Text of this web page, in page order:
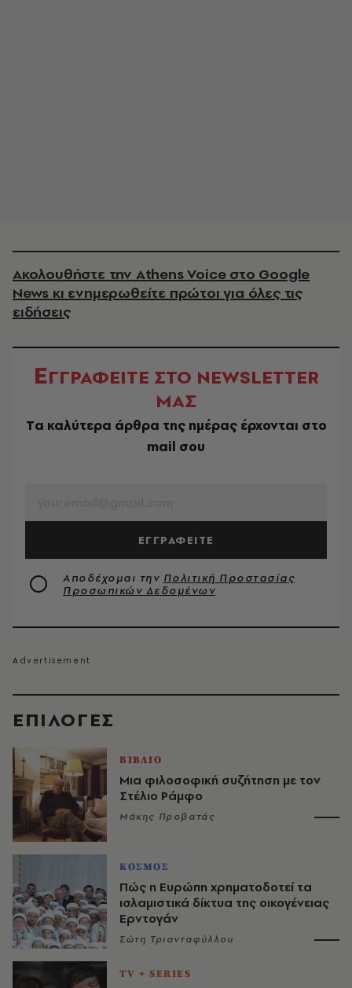
EΠΙΛΟΓΈΣ
ΒΙΒΛΙΟ
Μια φιλοσοφική συζήτηση με τον
Στέλιο Ράμφο
Μάκης Προβατάς
ΚΟΣΜΟΣ
Πώς η Ευρώπη χρηματοδοτεί τα
ισλαμιστικά δίκτυα της οικογένειας
Ερντογάν
Σώτη Τριανταφύλλου
TV + SERIES
Ακολουθήστε την Athens Voice στο Google
News κι ενημερωθείτε πρώτοι για όλες τις
ειδήσεις
ΕΓΓΡΑΦΕΙΤΕ ΣΤΟ NEWSLETTER
ΜΑΣ
Tα καλύτερα άρθρα της ημέρας έρχονται στο
mail σου
ΕΓΓΡΑΦΕΙΤΕ
Αποδέχομαι την Πολιτική Προστασίας
Προσωπικών Δεδομένων